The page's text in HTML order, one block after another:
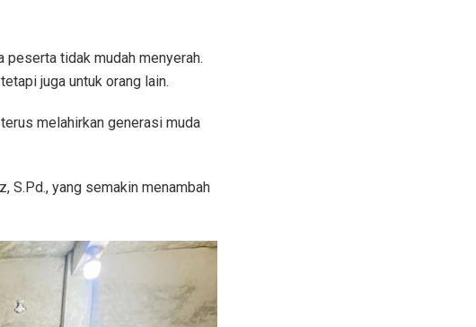
tidak mudah menyerah.
juga untuk orang lain.
melahirkan generasi muda
S.Pd., yang semakin menambah